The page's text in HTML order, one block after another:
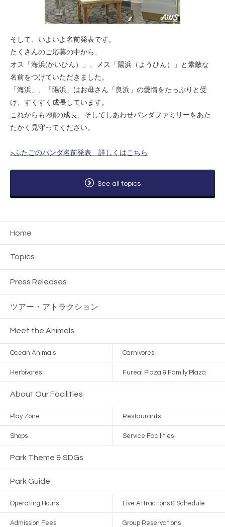
そして、いよいよ名前発表です。
たくさんのご応募の中から、
オス「海浜(かいひん）」、メス「陽浜（ようひん）」と素敵な
名前をつけていただきました。
「海浜」、「陽浜」はお母さん「良浜」の愛情をたっぷりと受
け、すくすく成長しています。
これからも2頭の成長、そしてしあわせパンダファミリーをあた
たかく見守ってください。
>ふたごのパンダ名前発表 詳しくはこちら
See all topics
Home
Topics
Press Releases
ツアー・ アトラクション
Meet the Animals
Ocean Animals Carnivores
Herbivores Fureai Plaza & Family Plaza
About Our Facilities
Play Zone Restaurants
Shops Service Facilities
Park Theme & SDGs
Park Guide
Operating Hours Live Attractions & Schedule
Admission Fees Group Reservations